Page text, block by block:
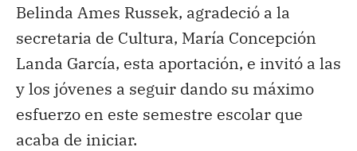
Belinda Ames Russek, agradeció a la
secretaria de Cultura, María Concepción
Landa García, esta aportación, e invitó a las
y los jóvenes a seguir dando su máximo
esfuerzo en este semestre escolar que
acaba de iniciar.